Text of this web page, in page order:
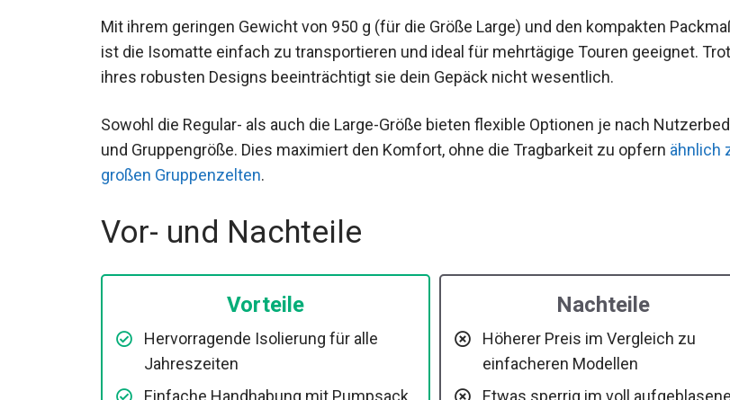
Mit ihrem geringen Gewicht von 950 g (für die Größe Large) und den kompakten
ist die Isomatte einfach zu transportieren und ideal für mehrtägige Touren geeignet.
ihres robusten Designs beeinträchtigt sie dein Gepäck nicht wesentlich.
Sowohl die Regular- als auch die Large-Größe bieten flexible Optionen je nach
und Gruppengröße. Dies maximiert den Komfort, ohne die Tragbarkeit zu opfern ähnlich
großen Gruppenzelten
Vor- und Nachteile
Vorteile
Hervorragende Isolierung für alle
Jahreszeiten
Einfache Handhabung mit Pumpsack
Nachteile
Höherer Preis im Vergleich zu
einfacheren Modellen
Etwas sperrig im voll